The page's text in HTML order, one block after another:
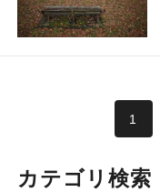
1
カテゴリ検索